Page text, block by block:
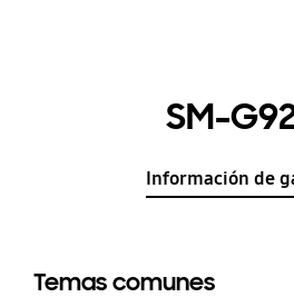
SM-
Información de
Temas comunes